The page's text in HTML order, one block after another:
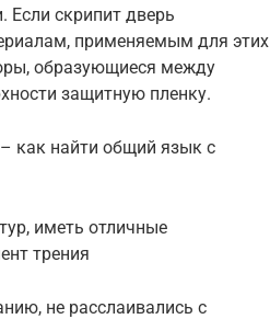
Если скрипит дверь
применяемым для этих
образующиеся между
защитную пленку.
– как найти общий язык с
иметь отличные
трения
не расслаивались с